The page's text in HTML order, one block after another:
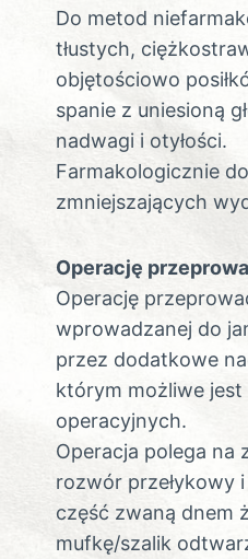
Do metod
tłustych,
objętościowo
spanie z uniesioną
nadwagi i otyłości.
Farmakologicznie
zmniejszających
Operację
Operację
wprowadzanej do
przez dodatkowe
którym możliwe
operacyjnych.
Operacja polega
rozwór przełykowy
część zwaną dnem
mufkę/szalik